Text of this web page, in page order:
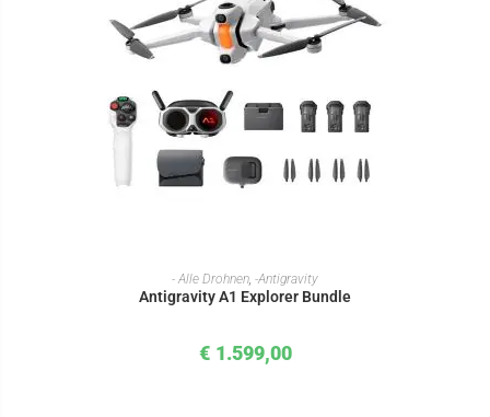
IN DEN WARENKORB
- Alle Drohnen -Antigravity
Antigravity A1 Explorer Bundle
€ 1.599,00